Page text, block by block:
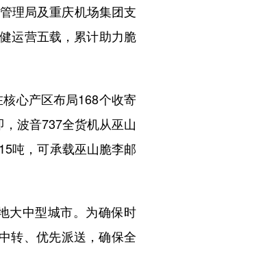
理局及重庆机场集团支
运营五载，累计助力脆
心产区布局168个收寄
波音737全货机从巫山
吨，可承载巫山脆李邮
大中型城市。为确保时
转、优先派送，确保全